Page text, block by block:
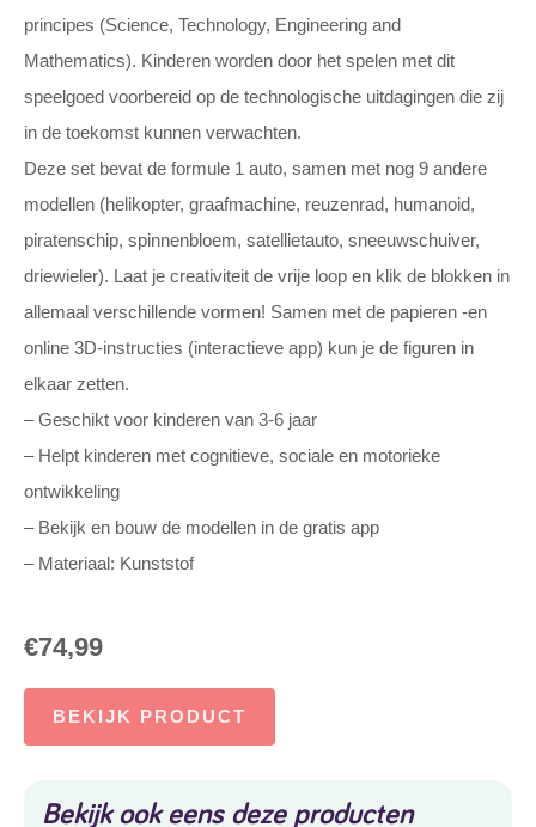
principes (Science, Technology, Engineering and
Mathematics). Kinderen worden door het spelen met dit
speelgoed voorbereid op de technologische uitdagingen die zij
in de toekomst kunnen verwachten.
Deze set bevat de formule 1 auto, samen met nog 9 andere
modellen (helikopter, graafmachine, reuzenrad, humanoid,
piratenschip, spinnenbloem, satellietauto, sneeuwschuiver,
driewieler). Laat je creativiteit de vrije loop en klik de blokken in
allemaal verschillende vormen! Samen met de papieren -en
online 3D-instructies (interactieve app) kun je de figuren in
elkaar zetten.
– Geschikt voor kinderen van 3-6 jaar
– Helpt kinderen met cognitieve, sociale en motorieke
ontwikkeling
– Bekijk en bouw de modellen in de gratis app
– Materiaal: Kunststof
€74,99
BEKIJK PRODUCT
Bekijk ook eens deze producten